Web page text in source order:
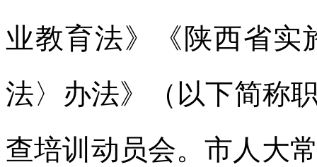
业教育法》《陕西省实
法〉办法》（以下简称
查培训动员会。市人大